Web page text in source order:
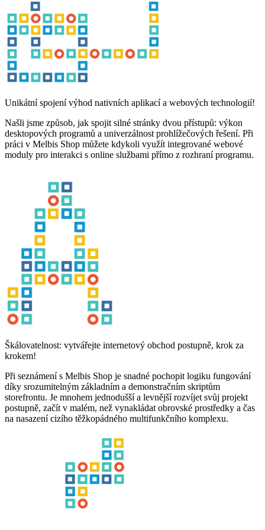
Unikátní spojení výhod nativních aplikací a webových technologií!
Našli jsme způsob, jak spojit silné stránky dvou přístupů: výkon
desktopových programů a univerzálnost prohlížečových řešení. Při
práci v Melbis Shop můžete kdykoli využít integrované webové
moduly pro interakci s online službami přímo z rozhraní programu.
Škálovatelnost: vytvářejte internetový obchod postupně, krok za
krokem!
Při seznámení s Melbis Shop je snadné pochopit logiku fungování
díky srozumitelným základním a demonstračním skriptům
storefrontu. Je mnohem jednodušší a levnější rozvíjet svůj projekt
postupně, začít v malém, než vynakládat obrovské prostředky a čas
na nasazení cizího těžkopádného multifunkčního komplexu.